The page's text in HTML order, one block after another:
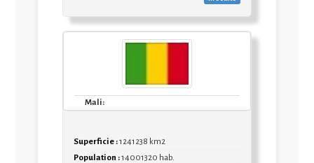
Mali:
Superficie :1241238 km2
Population :14001320 hab.